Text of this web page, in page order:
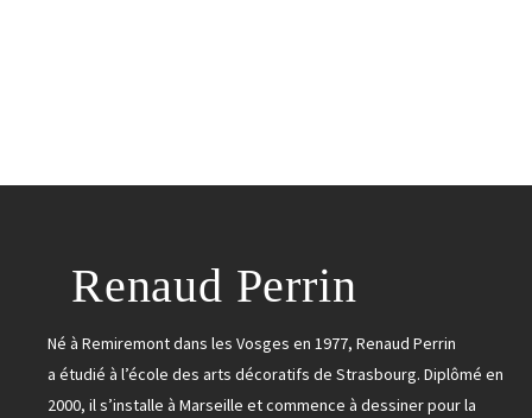
Renaud Perrin
Né à Remiremont dans les Vosges en 1977, Renaud Perrin
a étudié à l’école des arts décoratifs de Strasbourg. Diplômé en
2000, il s’installe à Marseille et commence à dessiner pour la